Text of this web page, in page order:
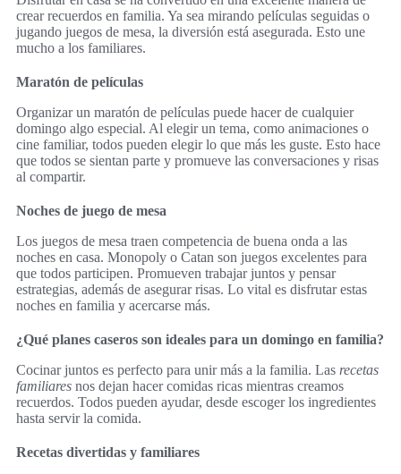
crear recuerdos en familia. Ya sea mirando películas seguidas o
jugando juegos de mesa, la diversión está asegurada. Esto une
mucho a los familiares.
Maratón de películas
Organizar un maratón de películas puede hacer de cualquier
domingo algo especial. Al elegir un tema, como animaciones o
cine familiar, todos pueden elegir lo que más les guste. Esto hace
que todos se sientan parte y promueve las conversaciones y risas
al compartir.
Noches de juego de mesa
Los juegos de mesa traen competencia de buena onda a las
noches en casa. Monopoly o Catan son juegos excelentes para
que todos participen. Promueven trabajar juntos y pensar
estrategias, además de asegurar risas. Lo vital es disfrutar estas
noches en familia y acercarse más.
¿Qué planes caseros son ideales para un domingo en familia?
Cocinar juntos es perfecto para unir más a la familia. Las recetas
familiares nos dejan hacer comidas ricas mientras creamos
recuerdos. Todos pueden ayudar, desde escoger los ingredientes
hasta servir la comida.
Recetas divertidas y familiares